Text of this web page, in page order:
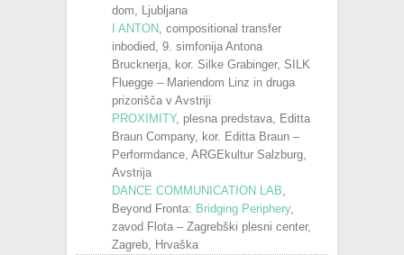
dom, Ljubljana
I ANTON
, compositional transfer
inbodied, 9. simfonija Antona
Brucknerja, kor. Silke Grabinger, SILK
Fluegge – Mariendom Linz in druga
prizorišča v Avstriji
PROXIMITY, plesna predstava, Editta
Braun Company, kor. Editta Braun –
Performdance, ARGEkultur Salzburg,
Avstrija
DANCE COMMUNICATION LAB
Beyond Fronta: Bridging Periphery,
zavod Flota – Zagrebški plesni center,
Zagreb, Hrvaška